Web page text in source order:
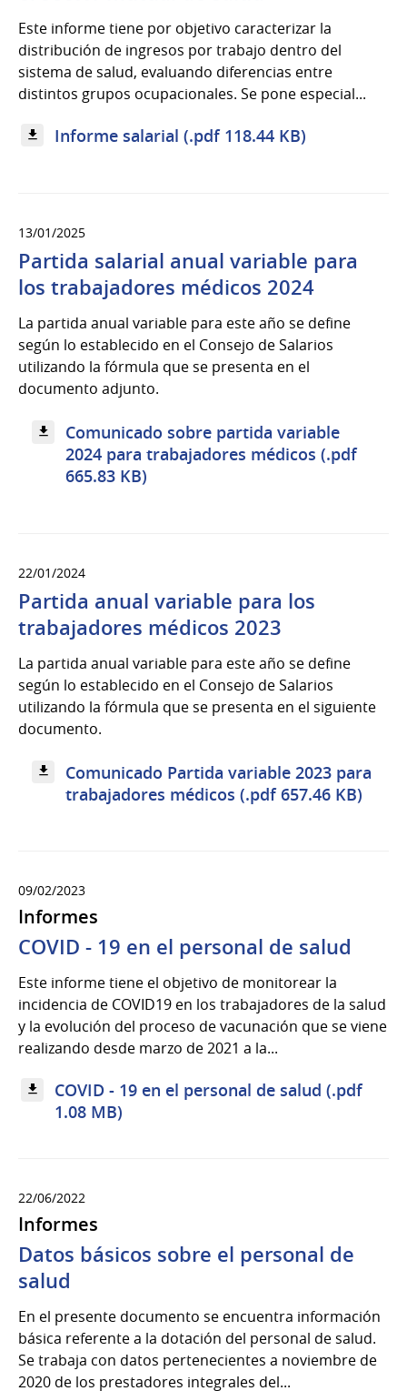
Este informe tiene por objetivo caracterizar la
distribución de ingresos por trabajo dentro del
sistema de salud, evaluando diferencias entre
distintos grupos ocupacionales. Se pone especial...
Informe salarial (.pdf 118.44 KB)
13/01/2025
Partida salarial anual variable para
los trabajadores médicos 2024
La partida anual variable para este año se define
según lo establecido en el Consejo de Salarios
utilizando la fórmula que se presenta en el
documento adjunto.
Comunicado sobre partida variable
2024 para trabajadores médicos (.pdf
665.83 KB)
22/01/2024
Partida anual variable para los
trabajadores médicos 2023
La partida anual variable para este año se define
según lo establecido en el Consejo de Salarios
utilizando la fórmula que se presenta en el siguiente
documento.
Comunicado Partida variable 2023 para
trabajadores médicos (.pdf 657.46 KB)
09/02/2023
Informes
COVID - 19 en el personal de salud
Este informe tiene el objetivo de monitorear la
incidencia de COVID19 en los trabajadores de la salud
y la evolución del proceso de vacunación que se viene
realizando desde marzo de 2021 a la...
COVID - 19 en el personal de salud (.pdf
1.08 MB)
22/06/2022
Informes
Datos básicos sobre el personal de
salud
En el presente documento se encuentra información
básica referente a la dotación del personal de salud.
Se trabaja con datos pertenecientes a noviembre de
2020 de los prestadores integrales del...